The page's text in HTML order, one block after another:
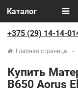
Каталог
Отзывы
Производители
+375(29) 888-
+375 (29) 14-14-
Главная страница
Купить
B650 Aorus